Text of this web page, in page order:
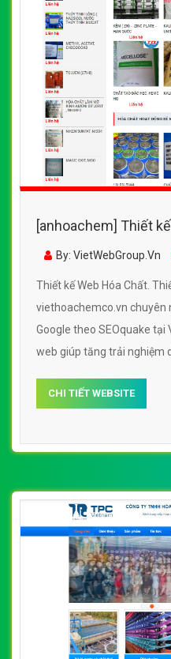
[anhoachem] Thiết
viethoachemco.vn
By: VietWebGroup.Vn
Thiết kế Web Hóa Chất.
viethoachemco.vn chuyên
Google theo SEOquake tại
web giúp tăng trải nghiệm
CHI TIẾT WEBSITE